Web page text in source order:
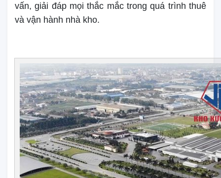
vấn, giải đáp mọi thắc mắc trong quá trình thuê
và vận hành nhà kho.